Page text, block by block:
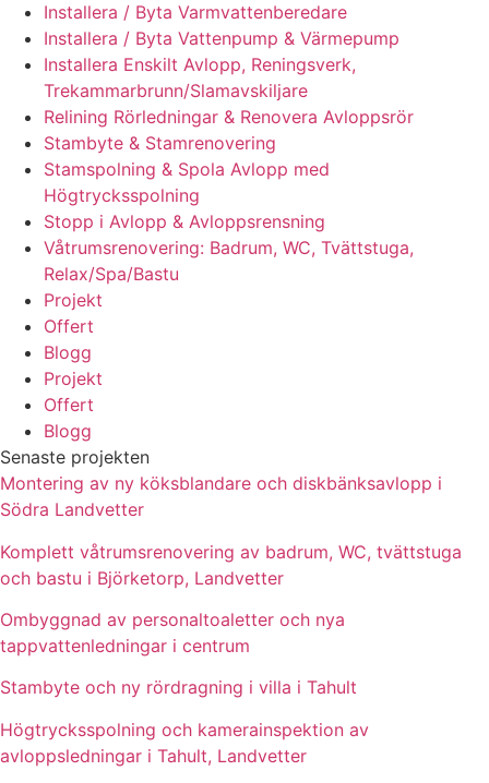
Installera / Byta Varmvattenberedare
Installera / Byta Vattenpump & Värmepump
Installera Enskilt Avlopp, Reningsverk,
Trekammarbrunn/Slamavskiljare
Relining Rörledningar & Renovera Avloppsrör
Stambyte & Stamrenovering
Stamspolning & Spola Avlopp med
Högtrycksspolning
Stopp i Avlopp & Avloppsrensning
Våtrumsrenovering: Badrum, WC, Tvättstuga,
Relax/Spa/Bastu
Projekt
Offert
Blogg
Projekt
Offert
Blogg
Senaste projekten
Montering av ny köksblandare och diskbänksavlopp i
Södra Landvetter
Komplett våtrumsrenovering av badrum, WC, tvättstuga
och bastu i Björketorp, Landvetter
Ombyggnad av personaltoaletter och nya
tappvattenledningar i centrum
Stambyte och ny rördragning i villa i Tahult
Högtrycksspolning och kamerainspektion av
avloppsledningar i Tahult, Landvetter